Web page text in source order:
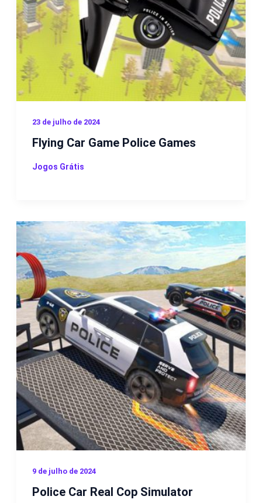
23 de julho de 2024
Flying Car Game Police Games
Jogos Grátis
9 de julho de 2024
Police Car Real Cop Simulator